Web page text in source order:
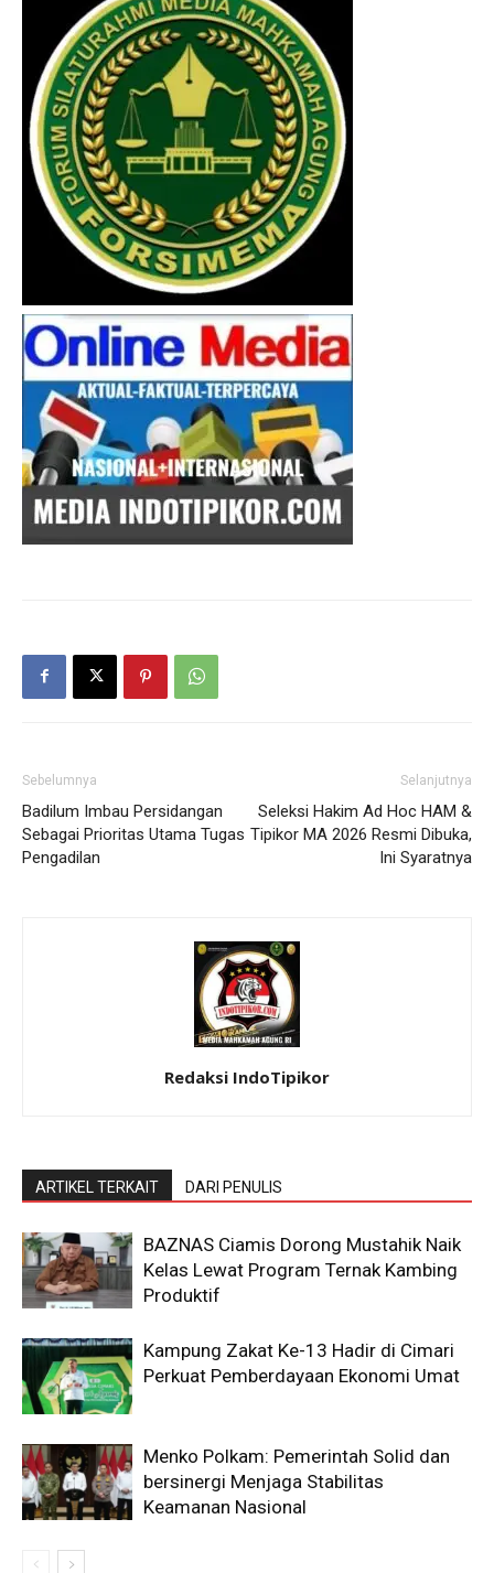
Sebelumnya
Badilum Imbau Persidangan
Sebagai Prioritas Utama Tugas
Pengadilan
Selanjutnya
Seleksi Hakim Ad Hoc HAM &
Tipikor MA 2026 Resmi Dibuka,
Ini Syaratnya
Redaksi IndoTipikor
ARTIKEL TERKAIT DARI PENULIS
BAZNAS Ciamis Dorong Mustahik Naik
Kelas Lewat Program Ternak Kambing
Produktif
Kampung Zakat Ke-13 Hadir di Cimari
Perkuat Pemberdayaan Ekonomi Umat
Menko Polkam: Pemerintah Solid dan
bersinergi Menjaga Stabilitas
Keamanan Nasional